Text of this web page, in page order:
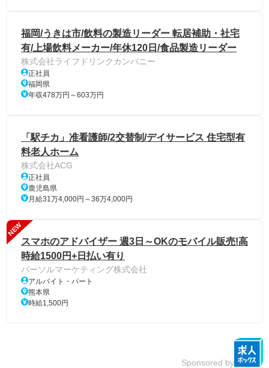
福岡/うきは市/飲料の製造リーダー 転居補助・社宅
有/上場飲料メーカー/年休120日/食品製造リーダー
株式会社ライフドリンクカンパニー
正社員
福岡県
年収478万円～603万円
「駅チカ」准看護師/2交替制/デイサービス 住宅型有
料老人ホーム
株式会社ACG
正社員
鹿児島県
月給31万4,000円～36万4,000円
NEW
スマホのアドバイザー 週3日～OKのモバイル販売!高
時給1500円+日払い有り
パーソルマーケティング株式会社
アルバイト・パート
熊本県
時給1,500円
Sponsored by